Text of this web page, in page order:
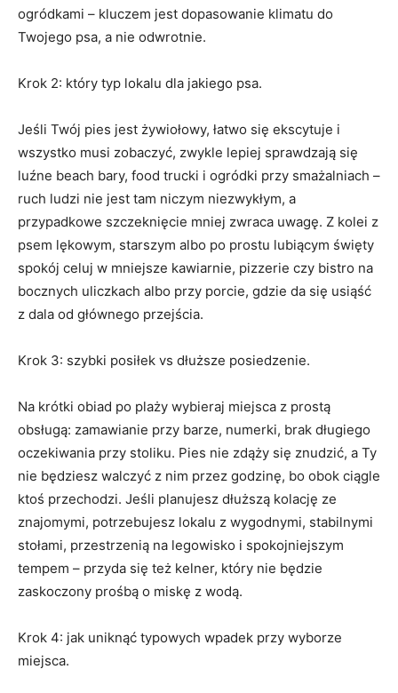
ogródkami – kluczem jest dopasowanie klimatu do
Twojego psa, a nie odwrotnie.
Krok 2: który typ lokalu dla jakiego psa.
Jeśli Twój pies jest żywiołowy, łatwo się ekscytuje i
wszystko musi zobaczyć, zwykle lepiej sprawdzają się
luźne beach bary, food trucki i ogródki przy smażalniach –
ruch ludzi nie jest tam niczym niezwykłym, a
przypadkowe szczeknięcie mniej zwraca uwagę. Z kolei z
psem lękowym, starszym albo po prostu lubiącym święty
spokój celuj w mniejsze kawiarnie, pizzerie czy bistro na
bocznych uliczkach albo przy porcie, gdzie da się usiąść
z dala od głównego przejścia.
Krok 3: szybki posiłek vs dłuższe posiedzenie.
Na krótki obiad po plaży wybieraj miejsca z prostą
obsługą: zamawianie przy barze, numerki, brak długiego
oczekiwania przy stoliku. Pies nie zdąży się znudzić, a Ty
nie będziesz walczyć z nim przez godzinę, bo obok ciągle
ktoś przechodzi. Jeśli planujesz dłuższą kolację ze
znajomymi, potrzebujesz lokalu z wygodnymi, stabilnymi
stołami, przestrzenią na legowisko i spokojniejszym
tempem – przyda się też kelner, który nie będzie
zaskoczony prośbą o miskę z wodą.
Krok 4: jak uniknąć typowych wpadek przy wyborze
miejsca.